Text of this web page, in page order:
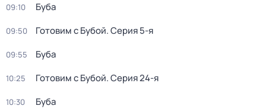
09:10 Буба
09:50 Готовим с Бубой. Серия 5-я
09:55 Буба
10:25 Готовим с Бубой. Серия 24-я
10:30 Буба